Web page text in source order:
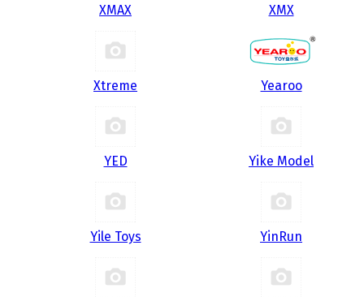
XMAX XMX
Xtreme Yearoo
YED Yike Model
Yile Toys YinRun